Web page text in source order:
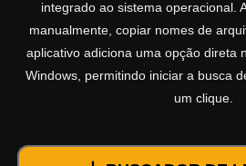
integrado ao sistema operacional.
manualmente, copiar nomes de
aplicativo adiciona uma opção direta
Windows, permitindo iniciar a busca
um clique.